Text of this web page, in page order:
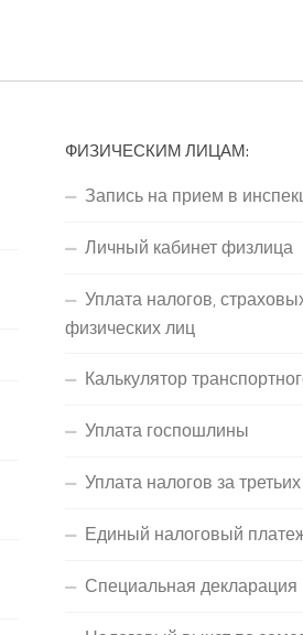
ФИЗИЧЕСКИМ ЛИЦАМ:
Запись на прием в
Личный кабинет физлица
Уплата налогов,
физических лиц
Калькулятор
Уплата госпошлины
Уплата налогов за
Единый налоговый
Специальная декларация